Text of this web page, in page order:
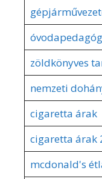
zöldkönyves
nemzeti
cigaretta árak
cigaretta árak
mcdonald's